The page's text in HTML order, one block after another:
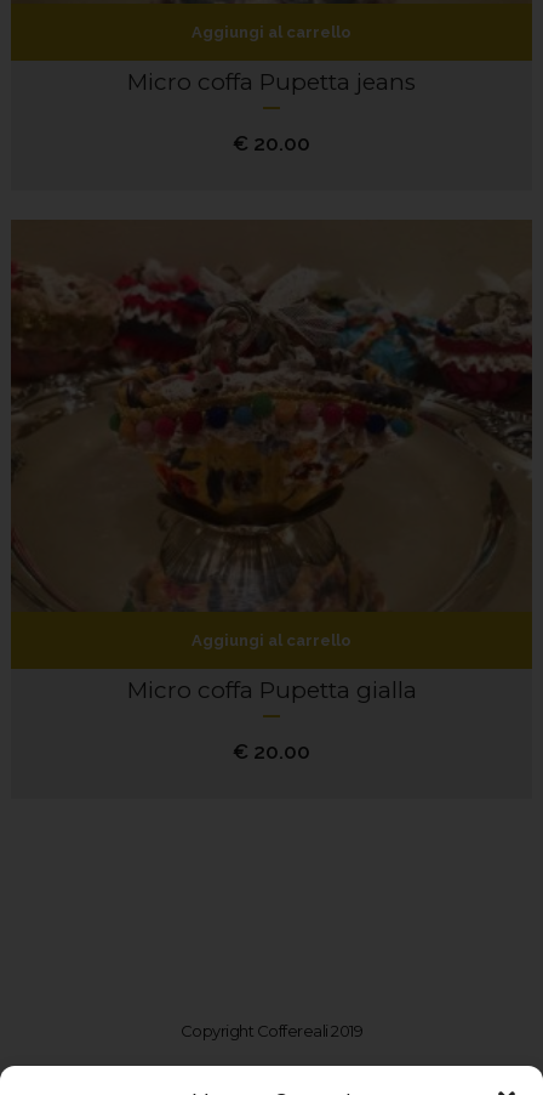
Aggiungi al carrello
Micro coffa Pupetta jeans
€ 20.00
Aggiungi al carrello
Micro coffa Pupetta gialla
€ 20.00
Copyright Coffereali 2019